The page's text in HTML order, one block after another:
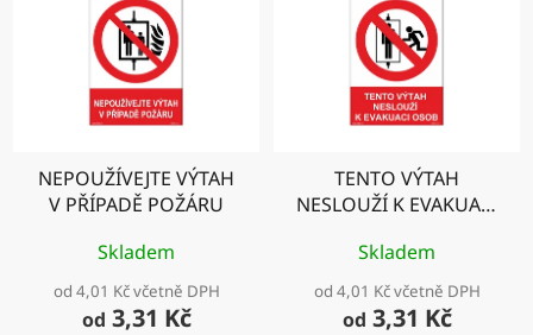
NEPOUŽÍVEJTE VÝTAH
V PŘÍPADĚ POŽÁRU
Skladem
od 4,01 Kč včetně DPH
od 3,31 Kč
TENTO VÝTAH
NESLOUŽÍ K EVAKUACI
Skladem
od 4,01 Kč včetně DPH
od 3,31 Kč